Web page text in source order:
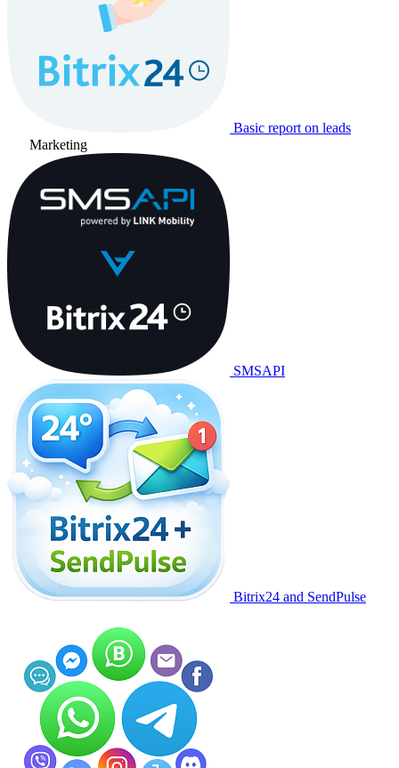
Basic report on leads
Marketing
SMSAPI
Bitrix24 and SendPulse